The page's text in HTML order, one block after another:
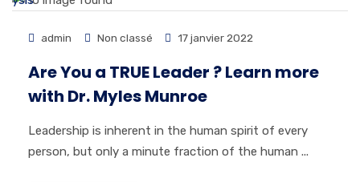
admin Non classé 17 janvier 2022
Are You a TRUE Leader ? Learn more
with Dr. Myles Munroe
Leadership is inherent in the human spirit of every
person, but only a minute fraction of the human ...